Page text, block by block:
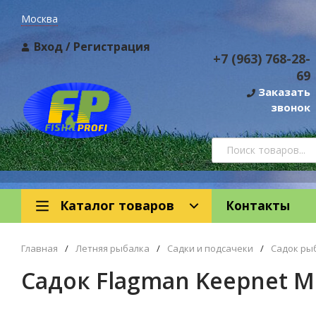
Москва
Вход/ Регистрация
+7 (963) 768-28-
69
Заказать
звонок
Каталог товаров Контакты
Главная / Летняя рыбалка / Садки и подсачеки / Садок
Садок Flagman Keepnet